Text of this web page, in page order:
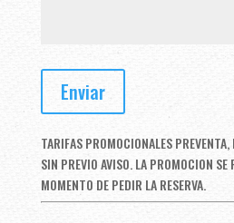
TARIFAS PROMOCIONALES
SIN PREVIO AVISO. LA PROMOCION SE
MOMENTO DE PEDIR LA RESERVA.